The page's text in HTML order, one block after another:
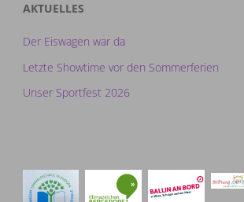
AKTUELLES
Der Eiswagen war da
Letzte Showtime vor den Sommerferien
Unser Sportfest 2026